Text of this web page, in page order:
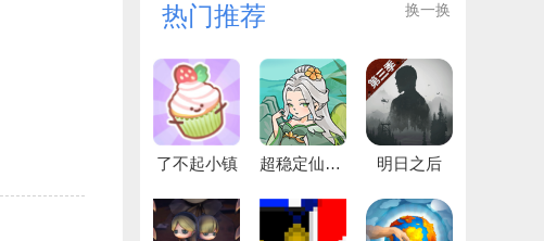
热门推荐 换一换
了不起小镇 超稳定仙术挂机 明日之后